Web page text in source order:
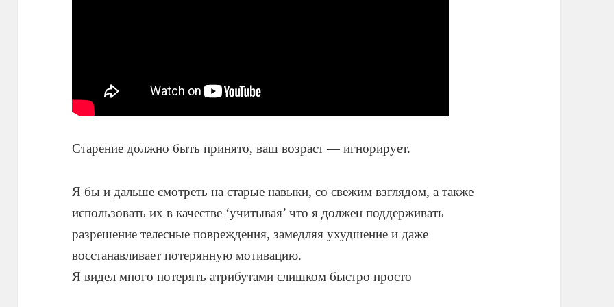
Старение должно быть принято, ваш возраст — игнорирует.
Я бы и дальше смотреть на старые навыки, со свежим взглядом, а также
использовать их в качестве ‘учитывая’ что я должен поддерживать
разрешение телесные повреждения, замедляя ухудшение и даже
восстанавливает потерянную мотивацию.
Я видел много потерять атрибутами слишком быстро просто